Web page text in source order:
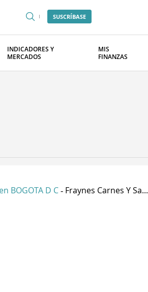
SUSCRÍBASE
INDICADORES Y
MERCADOS
MIS
FINANZAS
BOGOTA D C - Fraynes Carnes Y Sa...